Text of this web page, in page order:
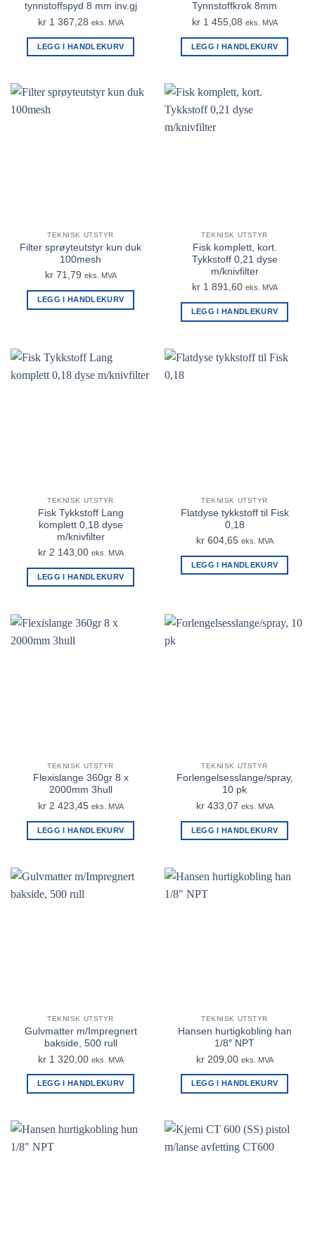
tynnstoffspyd 8 mm inv.gj
kr1 367,28 eks. MVA
LEGG I HANDLEKURV
Tynnstoffkrok 8mm
kr1 455,08 eks. MVA
LEGG I HANDLEKURV
TEKNISK UTSTYR
Filter sprøyteutstyr kun duk
100mesh
kr71,79 eks. MVA
LEGG I HANDLEKURV
TEKNISK UTSTYR
Fisk komplett, kort.
Tykkstoff 0,21 dyse
m/knivfilter
kr1 891,60 eks. MVA
LEGG I HANDLEKURV
TEKNISK UTSTYR
Fisk Tykkstoff Lang
komplett 0,18 dyse
m/knivfilter
kr2 143,00 eks. MVA
LEGG I HANDLEKURV
TEKNISK UTSTYR
Flatdyse tykkstoff til Fisk
0,18
kr604,65 eks. MVA
LEGG I HANDLEKURV
TEKNISK UTSTYR
Flexislange 360gr 8 x
2000mm 3hull
kr2 423,45 eks. MVA
LEGG I HANDLEKURV
TEKNISK UTSTYR
Forlengelsesslange/spray,
10 pk
kr433,07 eks. MVA
LEGG I HANDLEKURV
TEKNISK UTSTYR
Gulvmatter m/Impregnert
bakside, 500 rull
kr1 320,00 eks. MVA
LEGG I HANDLEKURV
TEKNISK UTSTYR
Hansen hurtigkobling han
1/8″ NPT
kr209,00 eks. MVA
LEGG I HANDLEKURV